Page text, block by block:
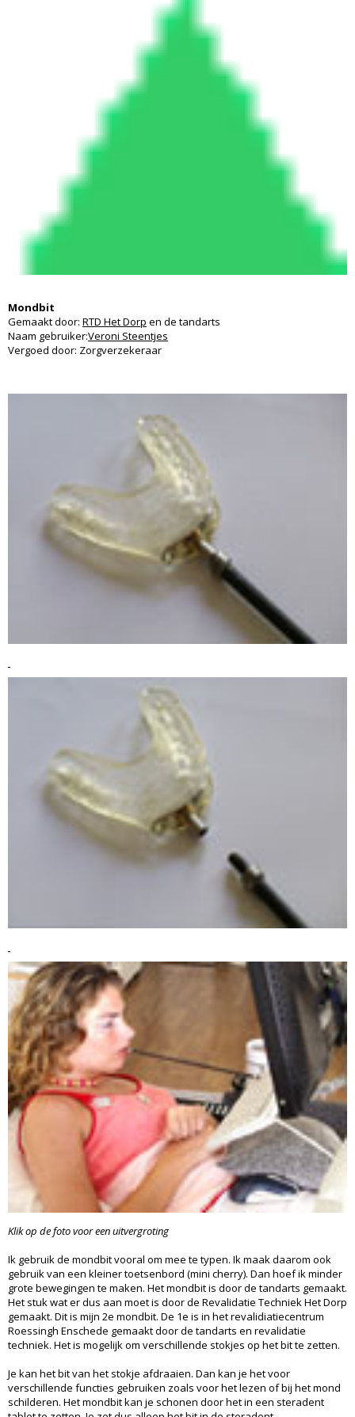
Mondbit
Gemaakt door: RTD Het Dorp en de tandarts
Naam gebruiker:Veroni Steentjes
Vergoed door: Zorgverzekeraar
Klik op de foto voor een uitvergroting
Ik gebruik de mondbit vooral om mee te typen. Ik maak daarom ook
gebruik van een kleiner toetsenbord (mini cherry). Dan hoef ik minder
grote bewegingen te maken. Het mondbit is door de tandarts gemaakt.
Het stuk wat er dus aan moet is door de Revalidatie Techniek Het Dorp
gemaakt. Dit is mijn 2e mondbit. De 1e is in het revalidiatiecentrum
Roessingh Enschede gemaakt door de tandarts en revalidatie
techniek. Het is mogelijk om verschillende stokjes op het bit te zetten.
Je kan het bit van het stokje afdraaien. Dan kan je het voor
verschillende functies gebruiken zoals voor het lezen of bij het mond
schilderen. Het mondbit kan je schonen door het in een steradent